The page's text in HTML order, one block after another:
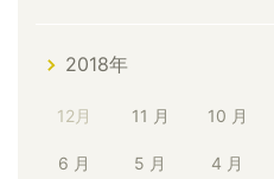
2018年
12月 11 月 10 月
6 月 5 月 4 月